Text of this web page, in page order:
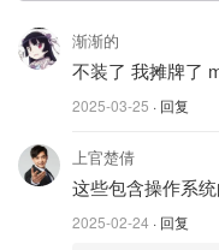
Alder
UM890 Pro Mini PC
这款mini电脑的处理器
渐渐的
不装了 我摊牌了
2025-03-25 · 回复
上官楚倩
这些包含操作系
2025-02-24 · 回复